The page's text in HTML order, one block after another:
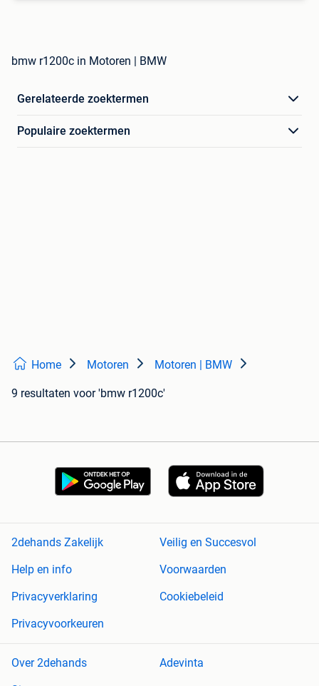
bmw r1200c in Motoren | BMW
Gerelateerde zoektermen
Populaire zoektermen
Home Motoren Motoren | BMW
9 resultaten voor 'bmw r1200c'
2dehands Zakelijk
Veilig en Succesvol
Help en info
Voorwaarden
Privacyverklaring
Cookiebeleid
Privacyvoorkeuren
Over 2dehands
Adevinta